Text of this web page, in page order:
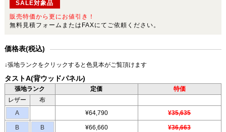
SALE対象品
販売特価から更にお値引き！
無料見積フォームまたはFAXにてご依頼ください。
価格表(税込)
↓張地ランクをクリックすると色見本がご覧頂けます
タストA(背ウッドパネル)
張地ランク 定価
特価
レザー
布
A
¥64,790 ¥35,635
B B ¥66,660 ¥36,663